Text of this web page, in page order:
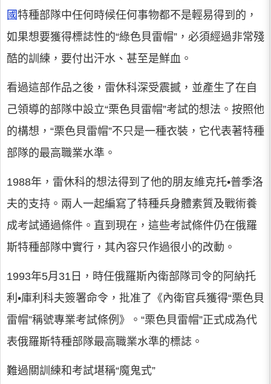
國特種部隊中任何時候任何事物都不是輕易得到的，
如果想要獲得標誌性的“綠色貝雷帽”，必須經過非常殘
酷的訓練，要付出汗水、甚至是鮮血。
看過這部作品之後，雷休科深受震撼，並產生了在自
己領導的部隊中設立“栗色貝雷帽”考試的想法。按照他
的構想，“栗色貝雷帽”不只是一種衣裝，它代表著特種
部隊的最高職業水準。
1988年，雷休科的想法得到了他的朋友維克托•普季洛
夫的支持。兩人一起編寫了特種兵身體素質及戰術養
成考試通過條件。直到現在，這些考試條件仍在俄羅
斯特種部隊中實行，其內容只作過很小的改動。
1993年5月31日，時任俄羅斯內衛部隊司令的阿納托
利•庫利科夫簽署命令，批准了《內衛官兵獲得“栗色貝
雷帽”稱號專業考試條例》。“栗色貝雷帽”正式成為代
表俄羅斯特種部隊最高職業水準的標誌。
難過關訓練和考試堪稱“魔鬼式”